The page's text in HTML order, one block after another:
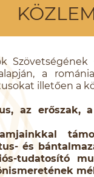
a
illetően a
az erőszak,
és
tudatosító